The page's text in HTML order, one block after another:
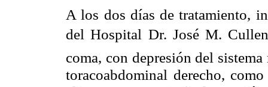
A los dos días de tratamiento,
del Hospital Dr. José M.
coma, con depresión del
toracoabdominal derecho,